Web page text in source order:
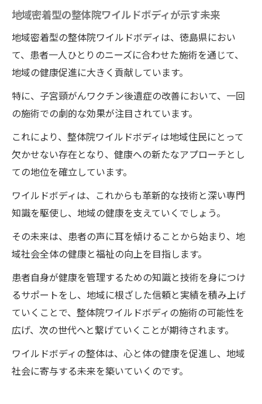
専門家が語る施術の裏側
整体院ワイルドボディの施術が持つホリス
ティックなアプローチ
他の治療法との違い
自然治癒力を引き出す方法
多角的アプローチで見る症状別改善例
深部にアプローチ！整体院ワイルドボディの施
術が子宮頸癌ワクチン後遺症を劇的改善
深部アプローチの技術的背景
施術後の変化を実感する患者の声
徳島県における整体院ワイルドボディの施
術の役割
ワイルドボディの施術にかける情熱
多くの改善例から見る可能性
施術を通して得られる心身の調和
整体の力を信じる！ワイルドボディで注目され
る子宮頸癌ワクチン後遺症治療
整体院ワイルドボディを選ぶ理由とそのメ
リット
地域密着型の整体院ワイルドボディが示す未来
地域密着型の整体院ワイルドボディは、徳島県におい
て、患者一人ひとりのニーズに合わせた施術を通じて、
地域の健康促進に大きく貢献しています。
特に、子宮頸がんワクチン後遺症の改善において、一回
の施術での劇的な効果が注目されています。
これにより、整体院ワイルドボディは地域住民にとって
欠かせない存在となり、健康への新たなアプローチとし
ての地位を確立しています。
ワイルドボディは、これからも革新的な技術と深い専門
知識を駆使し、地域の健康を支えていくでしょう。
その未来は、患者の声に耳を傾けることから始まり、地
域社会全体の健康と福祉の向上を目指します。
患者自身が健康を管理するための知識と技術を身につけ
るサポートをし、地域に根ざした信頼と実績を積み上げ
ていくことで、整体院ワイルドボディの施術の可能性を
広げ、次の世代へと繋げていくことが期待されます。
ワイルドボディの整体は、心と体の健康を促進し、地域
社会に寄与する未来を築いていくのです。